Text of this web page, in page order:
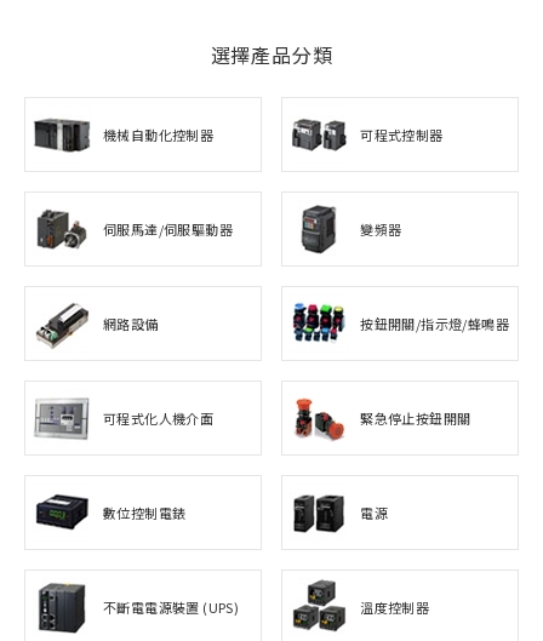
選擇產品分類
機械自動化控制器 可程式控制器
伺服馬達/伺服驅動器 變頻器
網路設備 按鈕開關/指示燈/蜂鳴器
可程式化人機介面 緊急停止按鈕開關
數位控制電錶 電源
不斷電電源裝置 (UPS) 溫度控制器